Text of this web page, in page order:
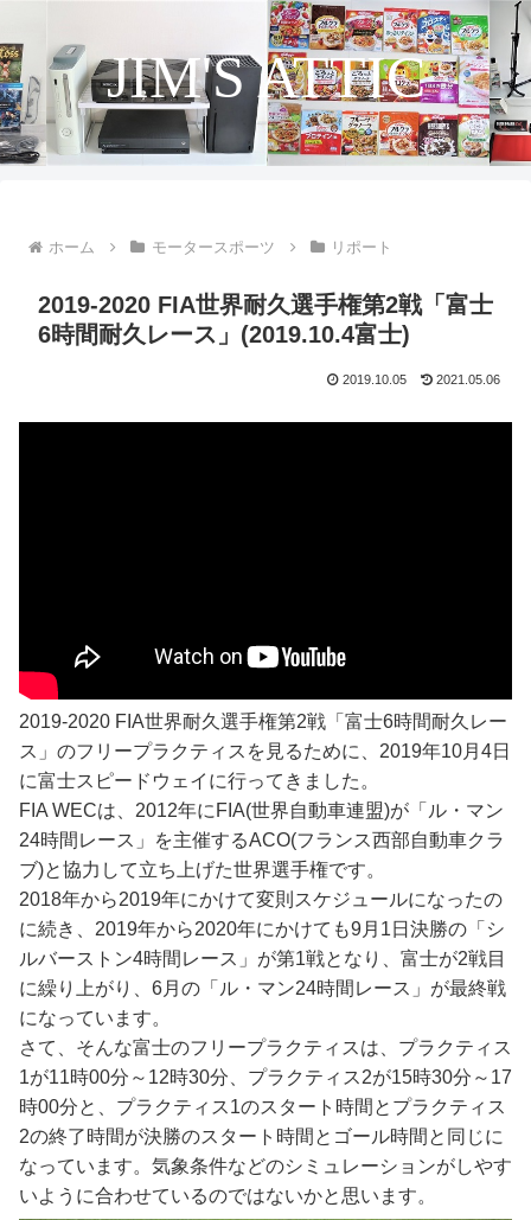
JIM'S ATTIC
ホーム モータースポーツ リポート
2019-2020 FIA世界耐久選手権第2戦「富士
6時間耐久レース」(2019.10.4富士)
2019.10.05 2021.05.06
2019-2020 FIA世界耐久選手権第2戦「富士6時間耐久レー
ス」のフリープラクティスを見るために、2019年10月4日
に富士スピードウェイに行ってきました。
FIA WECは、2012年にFIA(世界自動車連盟)が「ル・マン
24時間レース」を主催するACO(フランス西部自動車クラ
ブ)と協力して立ち上げた世界選手権です。
2018年から2019年にかけて変則スケジュールになったの
に続き、2019年から2020年にかけても9月1日決勝の「シ
ルバーストン4時間レース」が第1戦となり、富士が2戦目
に繰り上がり、6月の「ル・マン24時間レース」が最終戦
になっています。
さて、そんな富士のフリープラクティスは、プラクティス
1が11時00分～12時30分、プラクティス2が15時30分～17
時00分と、プラクティス1のスタート時間とプラクティス
2の終了時間が決勝のスタート時間とゴール時間と同じに
なっています。気象条件などのシミュレーションがしやす
いように合わせているのではないかと思います。